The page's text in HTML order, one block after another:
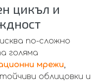
цикъл и
по-сложно
голяма
мрежи
облицовки и